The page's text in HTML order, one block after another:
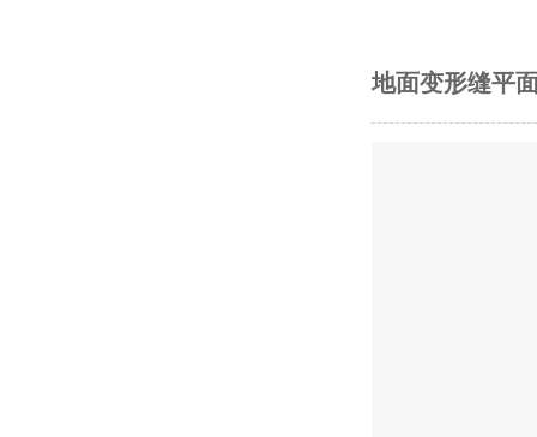
地面变形缝平